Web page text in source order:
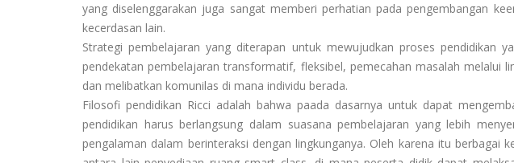
yang diselenggarakan juga sangat memberi perhatian pada pengembangan
kecerdasan lain.
Strategi pembelajaran yang diterapan untuk mewujudkan proses pendidikan
pendekatan pembelajaran transformatif, fleksibel, pemecahan masalah melalui
dan melibatkan komunilas di mana individu berada.
Filosofi pendidikan Ricci adalah bahwa paada dasarnya untuk dapat
pendidikan harus berlangsung dalam suasana pembelajaran yang lebih
pengalaman dalam berinteraksi dengan lingkunganya. Oleh karena itu berbagai